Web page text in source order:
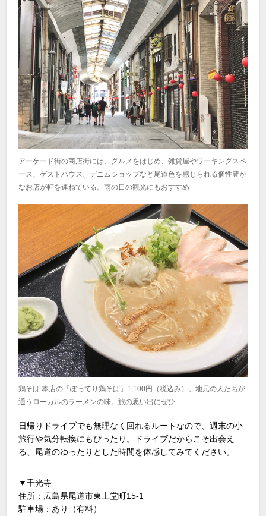
アーケード街の商店街には、グルメをはじめ、雑貨屋やワーキングスペ
ース、ゲストハウス、デニムショップなど尾道色を感じられる個性豊か
なお店が軒を連ねている。雨の日の観光にもおすすめ
鶏そば 本店の「ぽってり鶏そば」1,100円（税込み）。地元の人たちが
通うローカルのラーメンの味。旅の思い出にぜひ
日帰りドライブでも無理なく回れるルートなので、週末の小
旅行や気分転換にもぴったり。ドライブだからこそ出会え
る、尾道のゆったりとした時間を体感してみてください。
▼千光寺
住所：広島県尾道市東土堂町15-1
駐車場：あり（有料）